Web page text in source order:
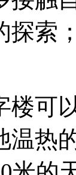
探索
楼可
温热